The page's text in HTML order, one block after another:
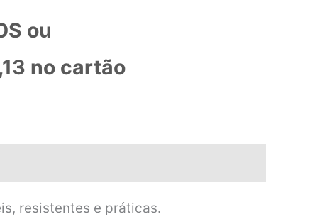
ou
no cartão
resistentes e práticas.